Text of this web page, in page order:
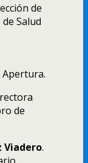
de
Salud
Apertura.
de
Viadero.